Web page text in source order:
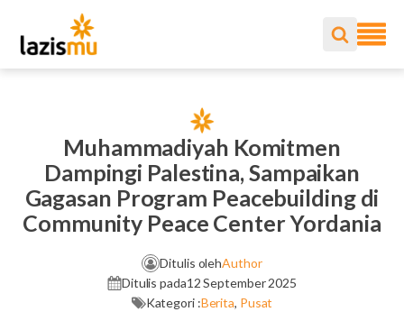
Muhammadiyah Komitmen
Dampingi Palestina, Sampaikan
Gagasan Program Peacebuilding di
Community Peace Center Yordania
Ditulis olehAuthor
Ditulis pada12 September 2025
Kategori :Berita, Pusat